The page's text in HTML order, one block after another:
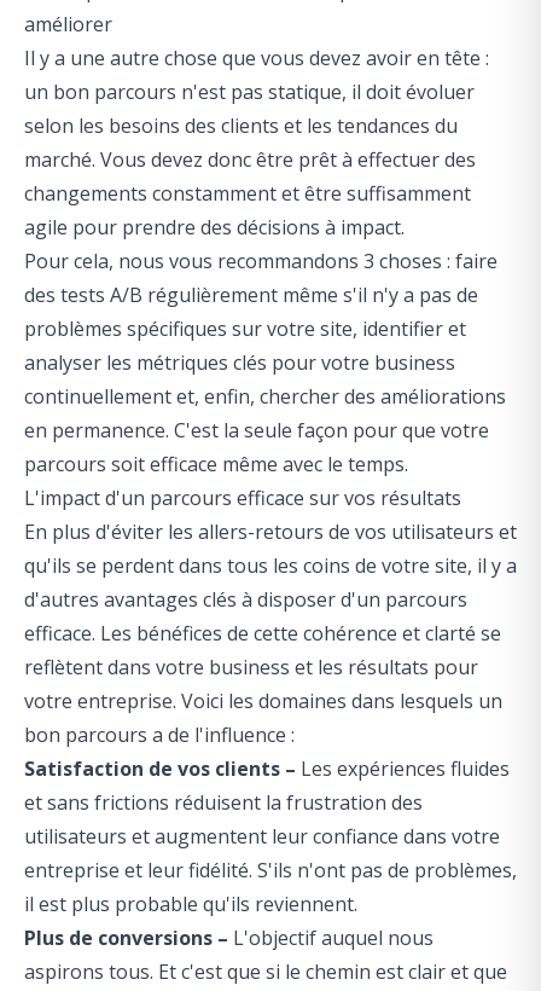
améliorer
Il y a une autre chose que vous devez avoir en tête :
un bon parcours n'est pas statique, il doit évoluer
selon les besoins des clients et les tendances du
marché. Vous devez donc être prêt à effectuer des
changements constamment et être suffisamment
agile pour prendre des décisions à impact.
Pour cela, nous vous recommandons 3 choses : faire
des tests A/B régulièrement même s'il n'y a pas de
problèmes spécifiques sur votre site, identifier et
analyser les métriques clés pour votre business
continuellement et, enfin, chercher des améliorations
en permanence. C'est la seule façon pour que votre
parcours soit efficace même avec le temps.
L'impact d'un parcours efficace sur vos résultats
En plus d'éviter les allers-retours de vos utilisateurs et
qu'ils se perdent dans tous les coins de votre site, il y a
d'autres avantages clés à disposer d'un parcours
efficace. Les bénéfices de cette cohérence et clarté se
reflètent dans votre business et les résultats pour
votre entreprise. Voici les domaines dans lesquels un
bon parcours a de l'influence :
Satisfaction de vos clients – Les expériences fluides
et sans frictions réduisent la frustration des
utilisateurs et augmentent leur confiance dans votre
entreprise et leur fidélité. S'ils n'ont pas de problèmes,
il est plus probable qu'ils reviennent.
Plus de conversions – L'objectif auquel nous
aspirons tous. Et c'est que si le chemin est clair et que